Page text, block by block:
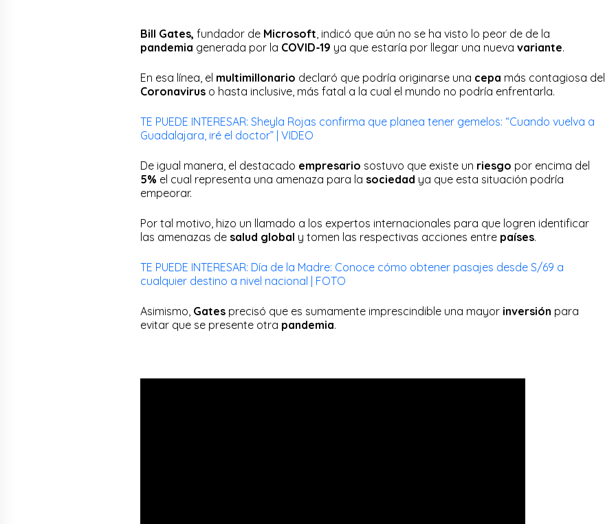
Bill Gates, fundador de Microsoft , indicó que aún no se ha visto lo peor de de la
pandemia generada por la COVID-19 ya que estaría por llegar una nueva variante.
En esa línea, el multimillonario declaró que podría originarse una cepa más contagiosa del
Coronavirus o hasta inclusive, más fatal a la cual el mundo no podría enfrentarla.
TE PUEDE INTERESAR: Sheyla Rojas confirma que planea tener gemelos: “Cuando vuelva a
Guadalajara, iré el doctor” | VIDEO
De igual manera, el destacado empresario sostuvo que existe un riesgo por encima del
5% el cual representa una amenaza para la sociedad ya que esta situación podría
empeorar.
Por tal motivo, hizo un llamado a los expertos internacionales para que logren identificar
las amenazas de salud global y tomen las respectivas acciones entre países.
TE PUEDE INTERESAR: Día de la Madre: Conoce cómo obtener pasajes desde S/69 a
cualquier destino a nivel nacional | FOTO
Asimismo, Gates precisó que es sumamente imprescindible una mayor inversión para
evitar que se presente otra pandemia.